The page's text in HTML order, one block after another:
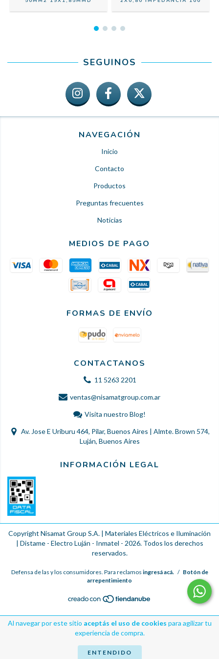
Al navegar por este sitio aceptás el uso de cookies para agilizar tu
experiencia de compra.
ENTENDIDO
SEGUINOS
NAVEGACIÓN
Inicio
Contacto
Productos
Preguntas frecuentes
Noticias
MEDIOS DE PAGO
FORMAS DE ENVÍO
CONTACTANOS
11 5263 2201
ventas@nisamatgroup.com.ar
Visita nuestro Blog!
Av. Jose E Uriburu 464, Pilar, Buenos Aires | Almte. Brown 574,
Luján, Buenos Aires
INFORMACIÓN LEGAL
Copyright Nisamat Group S.A. | Materiales Eléctricos e Iluminación
| Distame - Electro Luján - Inmatel - 2026. Todos los derechos
reservados.
Defensa de las y los consumidores. Para reclamos ingresá acá. / Botón de
arrepentimiento